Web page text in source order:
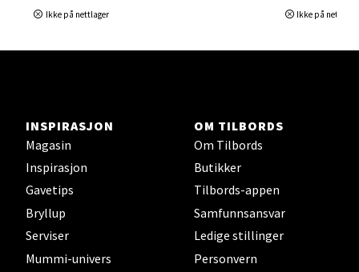
Ikke på nettlager Ikke på
INSPIRASJON
Magasin
Inspirasjon
Gavetips
Bryllup
Serviser
Mummi-univers
OM TILBORDS
Om Tilbords
Butikker
Tilbords-appen
Samfunnsansvar
Ledige stillinger
Personvern
0 i butikk
Leirvik - Stord
Torgbakken 2, 5401 Stord
Åpent i dag 10-17
0 i butikk